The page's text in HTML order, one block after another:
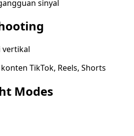
sinyal
vertikal
TikTok, Reels, Shorts
Modes